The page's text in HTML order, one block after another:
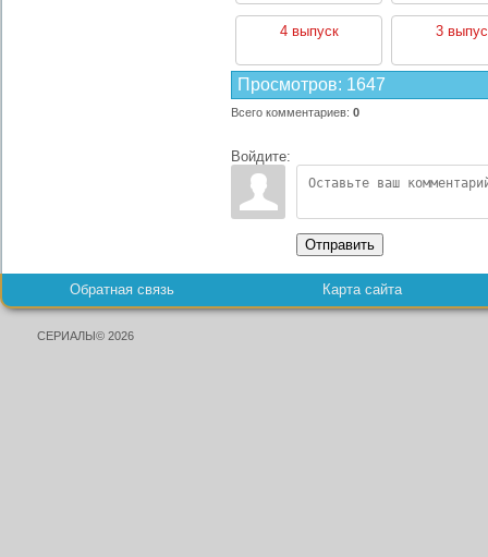
4 выпуск 3
Просмотров: 1647
Всего комментариев: 0
Войдите:
Отправить
Обратная связь Карта сайта
СЕРИАЛЫ© 2026